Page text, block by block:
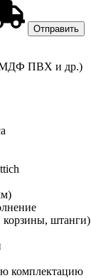
ПВХ и др.)
штанги)
комплектацию